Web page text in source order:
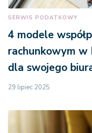
SERWIS PODATKOWY
4 modele
rachunkowym w
dla swojego
29 lipiec 2025